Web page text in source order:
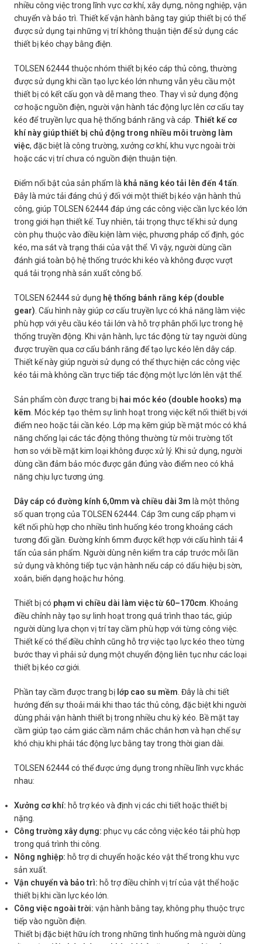
nhiều công việc trong lĩnh vực cơ khí, xây dựng, nông nghiệp, vận
chuyển và bảo trì. Thiết kế vận hành bằng tay giúp thiết bị có thể
được sử dụng tại những vị trí không thuận tiện để sử dụng các
thiết bị kéo chạy bằng điện.
TOLSEN 62444 thuộc nhóm thiết bị kéo cáp thủ công, thường
được sử dụng khi cần tạo lực kéo lớn nhưng vẫn yêu cầu một
thiết bị có kết cấu gọn và dễ mang theo. Thay vì sử dụng động
cơ hoặc nguồn điện, người vận hành tác động lực lên cơ cấu tay
kéo để truyền lực qua hệ thống bánh răng và cáp. Thiết kế cơ
khí này giúp thiết bị chủ động trong nhiều môi trường làm
việc, đặc biệt là công trường, xưởng cơ khí, khu vực ngoài trời
hoặc các vị trí chưa có nguồn điện thuận tiện.
Điểm nổi bật của sản phẩm là khả năng kéo tải lên đến 4 tấn
Đây là mức tải đáng chú ý đối với một thiết bị kéo vận hành thủ
công, giúp TOLSEN 62444 đáp ứng các công việc cần lực kéo lớn
trong giới hạn thiết kế. Tuy nhiên, tải trọng thực tế khi sử dụng
còn phụ thuộc vào điều kiện làm việc, phương pháp cố định, góc
kéo, ma sát và trạng thái của vật thể. Vì vậy, người dùng cần
đánh giá toàn bộ hệ thống trước khi kéo và không được vượt
quá tải trọng nhà sản xuất công bố.
TOLSEN 62444 sử dụng hệ thống bánh răng kép (double
gear) . Cấu hình này giúp cơ cấu truyền lực có khả năng làm việc
phù hợp với yêu cầu kéo tải lớn và hỗ trợ phân phối lực trong hệ
thống truyền động. Khi vận hành, lực tác động từ tay người dùng
được truyền qua cơ cấu bánh răng để tạo lực kéo lên dây cáp.
Thiết kế này giúp người sử dụng có thể thực hiện các công việc
kéo tải mà không cần trực tiếp tác động một lực lớn lên vật thể.
Sản phẩm còn được trang bị hai móc kéo (double hooks) mạ
kẽm . Móc kép tạo thêm sự linh hoạt trong việc kết nối thiết bị với
điểm neo hoặc tải cần kéo. Lớp mạ kẽm giúp bề mặt móc có khả
năng chống lại các tác động thông thường từ môi trường tốt
hơn so với bề mặt kim loại không được xử lý. Khi sử dụng, người
dùng cần đảm bảo móc được gắn đúng vào điểm neo có khả
năng chịu lực tương ứng.
Dây cáp có đường kính 6,0mm và chiều dài 3m là một thông
số quan trọng của TOLSEN 62444. Cáp 3m cung cấp phạm vi
kết nối phù hợp cho nhiều tình huống kéo trong khoảng cách
tương đối gần. Đường kính 6mm được kết hợp với cấu hình tải 4
tấn của sản phẩm. Người dùng nên kiểm tra cáp trước mỗi lần
sử dụng và không tiếp tục vận hành nếu cáp có dấu hiệu bị sờn,
xoắn, biến dạng hoặc hư hỏng.
Thiết bị có phạm vi chiều dài làm việc từ 60–170cm . Khoảng
điều chỉnh này tạo sự linh hoạt trong quá trình thao tác, giúp
người dùng lựa chọn vị trí tay cầm phù hợp với từng công việc.
Thiết kế có thể điều chỉnh cũng hỗ trợ việc tạo lực kéo theo từng
bước thay vì phải sử dụng một chuyển động liên tục như các loại
thiết bị kéo cơ giới.
Phần tay cầm được trang bị lớp cao su mềm . Đây là chi tiết
hướng đến sự thoải mái khi thao tác thủ công, đặc biệt khi người
dùng phải vận hành thiết bị trong nhiều chu kỳ kéo. Bề mặt tay
cầm giúp tạo cảm giác cầm nắm chắc chắn hơn và hạn chế sự
khó chịu khi phải tác động lực bằng tay trong thời gian dài.
TOLSEN 62444 có thể được ứng dụng trong nhiều lĩnh vực khác
nhau:
Xưởng cơ khí: hỗ trợ kéo và định vị các chi tiết hoặc thiết bị
nặng.
Công trường xây dựng: phục vụ các công việc kéo tải phù hợp
trong quá trình thi công.
Nông nghiệp: hỗ trợ di chuyển hoặc kéo vật thể trong khu vực
sản xuất.
Vận chuyển và bảo trì: hỗ trợ điều chỉnh vị trí của vật thể hoặc
thiết bị khi cần lực kéo lớn.
Công việc ngoài trời: vận hành bằng tay, không phụ thuộc trực
tiếp vào nguồn điện.
Thiết bị đặc biệt hữu ích trong những tình huống mà người dùng